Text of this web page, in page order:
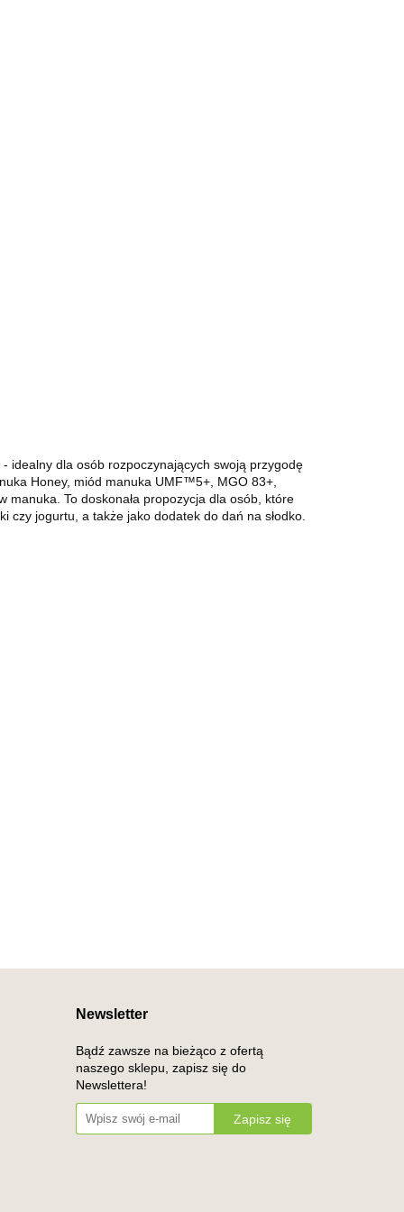
idealny dla osób rozpoczynających swoją przygodę
Honey, miód manuka UMF™5+, MGO 83+,
manuka. To doskonała propozycja dla osób, które
czy jogurtu, a także jako dodatek do dań na słodko.
Newsletter
Bądź zawsze na bieżąco z ofertą
naszego sklepu, zapisz się do
Newslettera!